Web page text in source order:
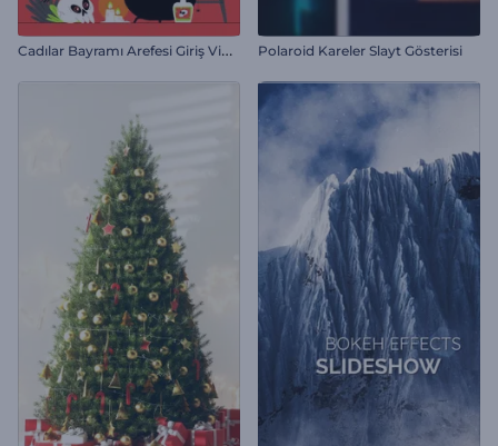
C
adılar Bayramı Arefesi Giriş Videosu Polaroid Kareler Slayt Gösterisi